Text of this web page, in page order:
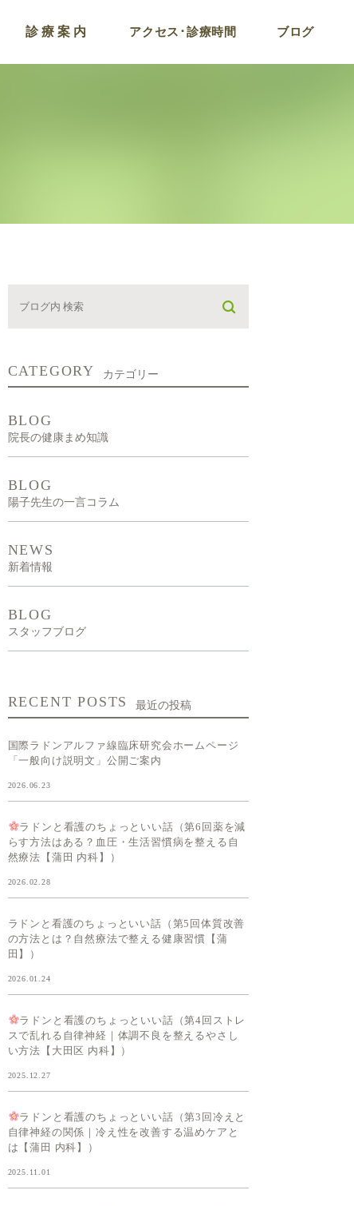
診療案内
新型出生前診断
アクセス･診療時間 ブログ
CATEGORY カテゴリー
BLOG
院長の健康まめ知識
BLOG
陽子先生の一言コラム
NEWS
新着情報
BLOG
スタッフブログ
RECENT POSTS 最近の投稿
国際ラドンアルファ線臨床研究会ホームページ
「一般向け説明文」公開ご案内
2026.06.23
ラドンと看護のちょっといい話（第6回薬を減
らす方法はある？血圧・生活習慣病を整える自
然療法【蒲田 内科】）
2026.02.28
ラドンと看護のちょっといい話（第5回体質改善
の方法とは？自然療法で整える健康習慣【蒲
田】）
2026.01.24
ラドンと看護のちょっといい話（第4回ストレ
スで乱れる自律神経｜体調不良を整えるやさし
い方法【大田区 内科】）
2025.12.27
ラドンと看護のちょっといい話（第3回冷えと
自律神経の関係｜冷え性を改善する温めケアと
は【蒲田 内科】）
2025.11.01